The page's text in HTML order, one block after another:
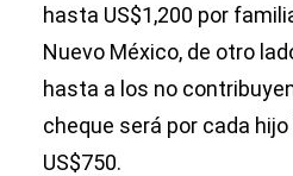
hasta US$1,200 por
Nuevo México, de otro
hasta a los no
cheque será por cada
US$750.